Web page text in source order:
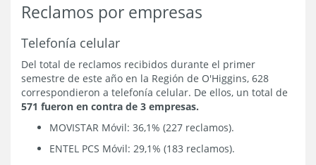
Reclamos por empresas
Telefonía celular
Del total de reclamos recibidos durante el primer
semestre de este año en la Región de O'Higgins, 628
correspondieron a telefonía celular. De ellos, un total de
571 fueron en contra de 3 empresas.
MOVISTAR Móvil: 36,1% (227 reclamos).
ENTEL PCS Móvil: 29,1% (183 reclamos).